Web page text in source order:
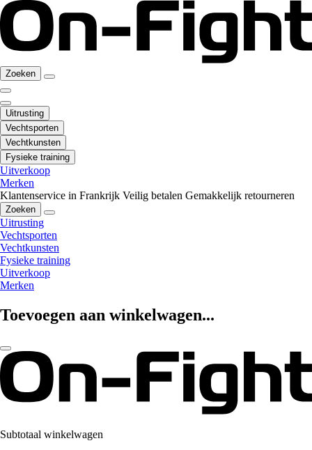
Zoeken
Uitrusting
Vechtsporten
Vechtkunsten
Fysieke training
Uitverkoop
Merken
Klantenservice in Frankrijk Veilig betalen Gemakkelijk retourneren
Zoeken
Uitrusting
Vechtsporten
Vechtkunsten
Fysieke training
Uitverkoop
Merken
Toevoegen aan winkelwagen...
Subtotaal winkelwagen